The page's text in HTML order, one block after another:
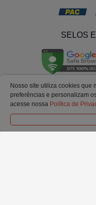
SELOS
Nosso site utiliza cookies que
preferências e personalizam
acesse nossa Política de